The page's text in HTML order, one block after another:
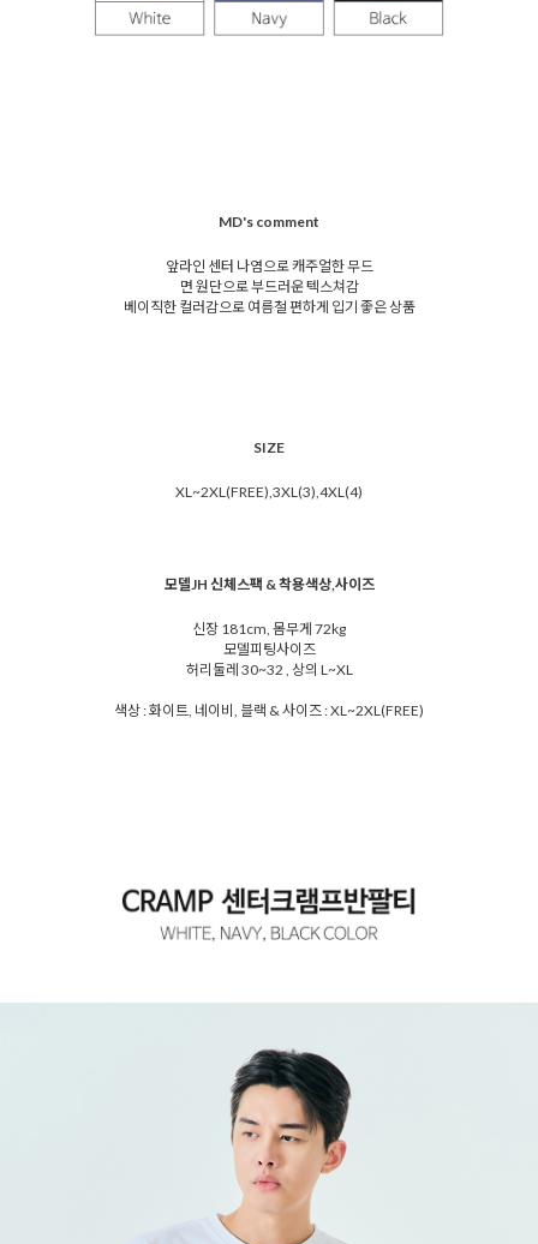
MD's comment
앞라인 센터 나염으로 캐주얼한 무드
면 원단으로 부드러운 텍스쳐감
베이직한 컬러감으로 여름철 편하게 입기 좋은 상품
SIZE
XL~2XL(FREE),3XL(3),4XL(4)
모델JH 신체스팩 & 착용색상,사이즈
신장 181cm, 몸무게 72kg
모델피팅사이즈
허리둘레 30~32 , 상의 L~XL
색상 : 화이트, 네이비, 블랙 & 사이즈 : XL~2XL(FREE)